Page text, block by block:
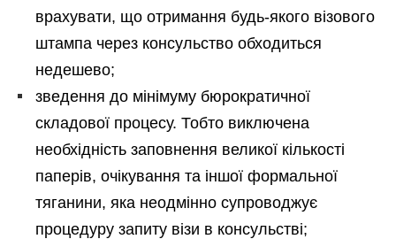
врахувати, що отримання будь-якого візового
штампа через консульство обходиться
недешево;
зведення до мінімуму бюрократичної
складової процесу. Тобто виключена
необхідність заповнення великої кількості
паперів, очікування та іншої формальної
тяганини, яка неодмінно супроводжує
процедуру запиту візи в консульстві;